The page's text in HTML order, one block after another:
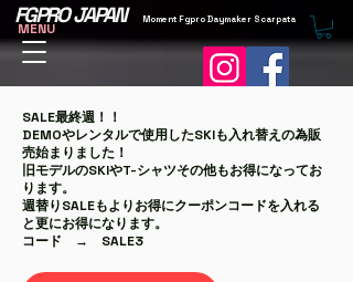
MENU
FGPRO JAPAN Moment Fgpro Daymaker Scarpata
​SALE最終週！！
DEMOやレンタルで使用したSKIも入れ替えの為販
売始まりました！
旧モデルのSKIやT-シャツその他もお得になってお
ります。
週替りSALEもよりお得にクーポンコードを入れる
と更にお得になります。
​コード → SALE3